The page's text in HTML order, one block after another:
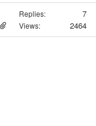
Replies: 7
Views: 2464